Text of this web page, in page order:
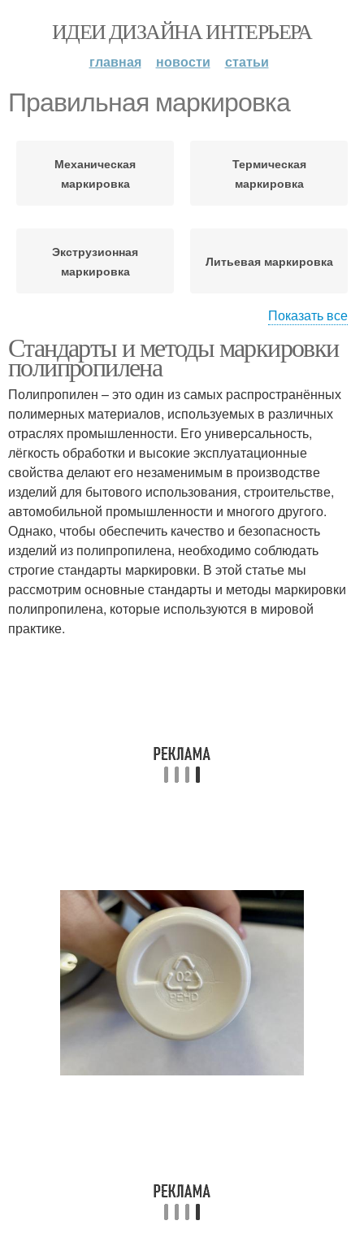
ИДЕИ ДИЗАЙНА ИНТЕРЬЕРА
главная новости статьи
Правильная маркировка
Механическая
маркировка
Термическая
маркировка
Экструзионная
маркировка
Литьевая маркировка
маркировке
Маркировка на трубах
Маркировки на трубах
Маркировки на
полипропиленовые
трубы
Различия в маркировке
Показать все
Стандарты и методы маркировки
полипропилена
Полипропилен – это один из самых распространённых
полимерных материалов, используемых в различных
отраслях промышленности. Его универсальность,
лёгкость обработки и высокие эксплуатационные
свойства делают его незаменимым в производстве
изделий для бытового использования, строительстве,
автомобильной промышленности и многого другого.
Однако, чтобы обеспечить качество и безопасность
изделий из полипропилена, необходимо соблюдать
строгие стандарты маркировки. В этой статье мы
рассмотрим основные стандарты и методы маркировки
полипропилена, которые используются в мировой
практике.